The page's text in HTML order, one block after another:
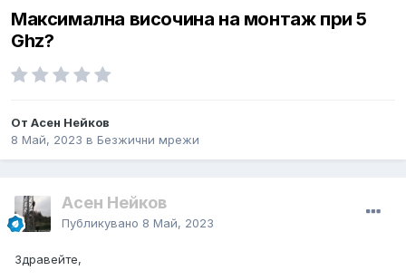
Максимална височина на монтаж при 5
Ghz?
От Асен Нейков
8 Май, 2023 в Безжични мрежи
Асен Нейков
Публикувано 8 Май, 2023
Здравейте,